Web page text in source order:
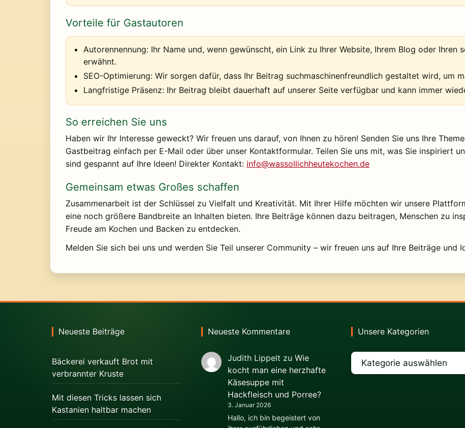
Vorteile für Gastautoren
Autorennennung: Ihr Name und, wenn gewünscht, ein Link zu Ihrer Website, Ihrem Blog oder Ihren
erwähnt.
SEO-Optimierung: Wir sorgen dafür, dass Ihr Beitrag suchmaschinenfreundlich gestaltet wird, um
Langfristige Präsenz: Ihr Beitrag bleibt dauerhaft auf unserer Seite verfügbar und kann immer
So erreichen Sie uns
Haben wir Ihr Interesse geweckt? Wir freuen uns darauf, von Ihnen zu hören! Senden Sie uns Ihre
Gastbeitrag einfach per E-Mail oder über unser Kontaktformular. Teilen Sie uns mit, was Sie inspiriert
sind gespannt auf Ihre Ideen! Direkter Kontakt: info@wassollichheutekochen.de
Gemeinsam etwas Großes schaffen
Zusammenarbeit ist der Schlüssel zu Vielfalt und Kreativität. Mit Ihrer Hilfe möchten wir unsere
eine noch größere Bandbreite an Inhalten bieten. Ihre Beiträge können dazu beitragen, Menschen zu
Freude am Kochen und Backen zu entdecken.
Melden Sie sich bei uns und werden Sie Teil unserer Community – wir freuen uns auf Ihre Beiträge und
Neueste Beiträge
Bäckerei verkauft Brot mit
verbrannter Kruste
Mit diesen Tricks lassen sich
Kastanien haltbar machen
Neueste Kommentare
Judith Lippelt zuWie
kocht man eine herzhafte
Käsesuppe mit
Hackfleisch und Porree?
3. Januar 2026
Hallo, ich bin begeistert von
Unsere Kategorien
Kategorien